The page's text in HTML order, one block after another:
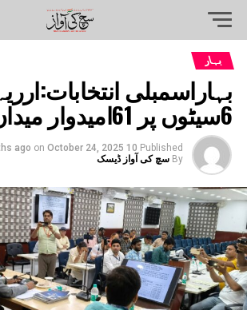
بہار
بہاراسمبلی
6سیٹوں پر 61امیدوار میدان میں
Published
10 months ago
on October 24, 2025
By سچ کی آواز ڈیسک